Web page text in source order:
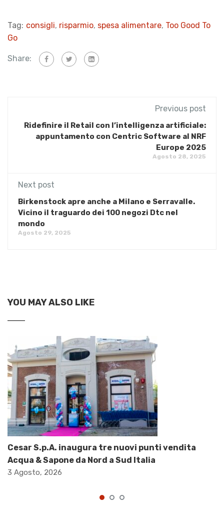
Tag: consigli, risparmio, spesa alimentare, Too Good To
Go
Share:
Previous post
Ridefinire il Retail con l’intelligenza artificiale:
appuntamento con Centric Software al NRF
Europe 2025
Agosto 28, 2025
Next post
Birkenstock apre anche a Milano e Serravalle.
Vicino il traguardo dei 100 negozi Dtc nel
mondo
Agosto 29, 2025
YOU MAY ALSO LIKE
Cesar S.p.A. inaugura tre nuovi punti vendita
Acqua & Sapone da Nord a Sud Italia
3 Agosto, 2026